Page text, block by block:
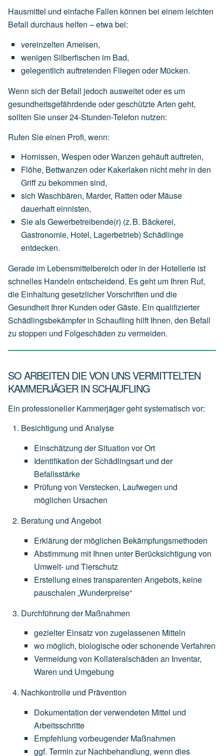
Hausmittel und einfache Fallen können bei einem leichten
Befall durchaus helfen – etwa bei:
vereinzelten Ameisen,
wenigen Silberfischen im Bad,
gelegentlich auftretenden Fliegen oder Mücken.
Wenn sich der Befall jedoch ausweitet oder es um
gesundheitsgefährdende oder geschützte Arten geht,
sollten Sie unser 24-Stunden-Telefon nutzen:
Rufen Sie einen Profi, wenn:
Hornissen, Wespen oderWanzen gehäuftauftreten,
Flöhe, Bettwanzen oder Kakerlaken nicht mehr in den
Griffzu bekommen sind,
sich Waschbären, Marder, Ratten oder Mäuse
dauerhafteinnisten,
SiealsGewerbetreibende(r) (z.B. Bäckerei,
Gastronomie, Hotel, Lagerbetrieb) Schädlinge
entdecken.
Gerade im Lebensmittelbereich oder in der Hotellerie ist
schnelles Handeln entscheidend. Es geht um Ihren Ruf,
die Einhaltung gesetzlicher Vorschriften und die
Gesundheit Ihrer Kunden oder Gäste. Ein qualifizierter
Schädlingsbekämpfer in Schaufling hilft Ihnen, den Befall
zu stoppen und Folgeschäden zu vermeiden.
SO ARBEITEN DIE VON UNS VERMITTELTEN
KAMMERJÄGER IN SCHAUFLING
Ein professioneller Kammerjäger geht systematisch vor:
Besichtigung und Analyse
Einschätzung derSituation vorOrt
Identifikation derSchädlingsart und der
Befallsstärke
Prüfung von Verstecken, Laufwegen und
möglichen Ursachen
Beratung und Angebot
Erklärung der möglichen Bekämpfungsmethoden
Abstimmung mit Ihnen unter Berücksichtigung von
Umwelt- und Tierschutz
Erstellung einestransparenten Angebots, keine
pauschalen „Wunderpreise“
Durchführung der Maßnahmen
gezielter Einsatzvon zugelassenen Mitteln
wo möglich, biologischeoderschonendeVerfahren
Vermeidung von Kollateralschäden an Inventar,
Waren und Umgebung
Nachkontrolle und Prävention
Dokumentation derverwendeten Mittel und
Arbeitsschritte
Empfehlung vorbeugender Maßnahmen
ggf. Termin zur Nachbehandlung, wenn dies